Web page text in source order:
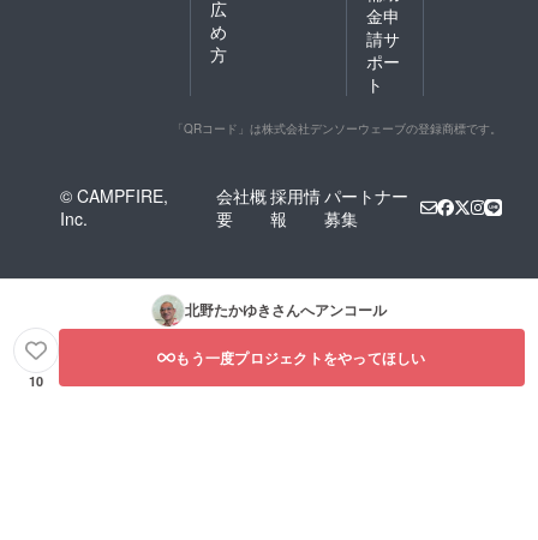
広
め
方
金申
請サ
ポー
ト
「QRコード」は株式会社デンソーウェーブの登録商標です。
© CAMPFIRE,
Inc.
会社概
要
採用情
報
パートナー
募集
北野たかゆきさんへアンコール
10
もう一度プロジェクトをやってほしい